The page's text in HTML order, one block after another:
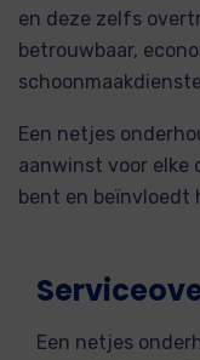
en deze zelfs
betrouwbaar,
Een netjes
aanwinst voor elke
bent en beïnvloedt
Een netjes